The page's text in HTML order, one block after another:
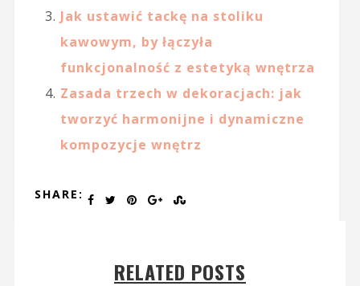
Jak ustawić tackę na stoliku
kawowym, by łączyła
funkcjonalność z estetyką wnętrza
Zasada trzech w dekoracjach: jak
tworzyć harmonijne i dynamiczne
kompozycje wnętrz
SHARE:
RELATED POSTS